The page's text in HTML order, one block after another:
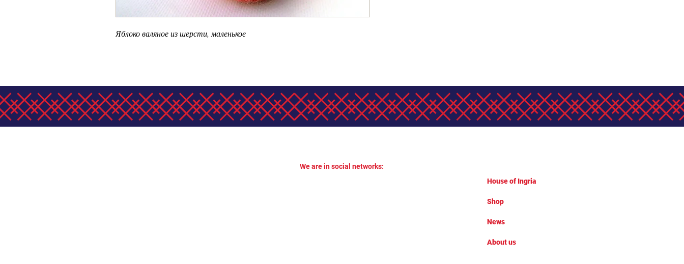
Яблоко валяное из шерсти, маленькое
We are in social networks:
House of Ingria
Shop
News
About us